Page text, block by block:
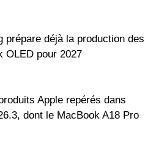
prépare déjà la production des
OLED pour 2027
Apple repérés dans
dont le MacBook A18 Pro